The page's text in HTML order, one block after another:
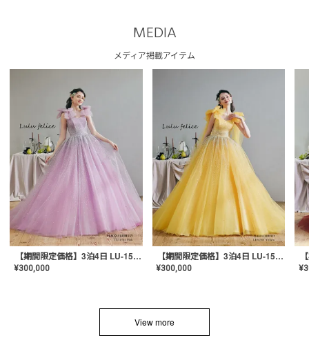
MEDIA
メディア掲載アイテム
【期間限定価格】3泊4日 LU-1501(Pink)
¥300,000
【期間限定価格】3泊4日 LU-1501(Yellow)
¥300,000 ¥
View more